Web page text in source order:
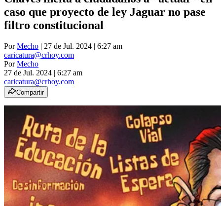
caso que proyecto de ley Jaguar no pase
filtro constitucional
PorMecho | 27 de Jul. 2024 | 6:27 am
caricatura@crhoy.com
PorMecho
27 de Jul. 2024 | 6:27 am
caricatura@crhoy.com
Compartir